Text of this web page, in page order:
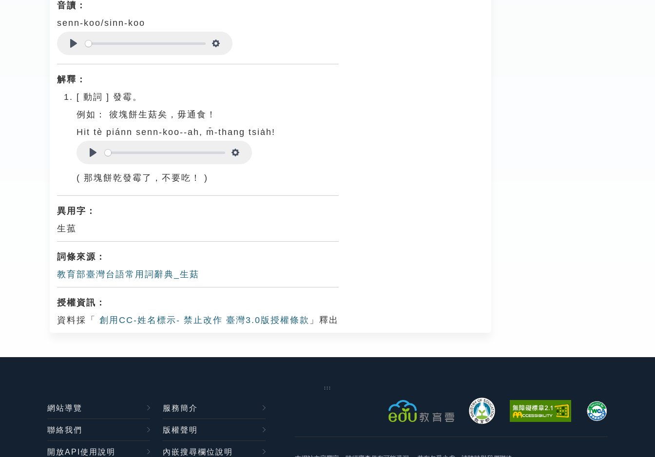
音讀：
senn-koo/sinn-koo
解釋：
[ 動詞 ] 發霉。
例如：
彼塊餅生菇矣，毋通食！
Hit tè piánn senn-koo--ah, m̄-thang tsia̍h!
( 那塊餅乾發霉了，不要吃！ )
異用字：
生菰
詞條來源：
教育部臺灣台語常用詞辭典_生菇
授權資訊：
資料採「
創用CC-姓名標示- 禁止改作 臺灣3.0版授權條款 」釋出
:::
網站導覽 服務簡介
聯絡我們 版權聲明
開放API使用說明 內嵌搜尋欄位說明